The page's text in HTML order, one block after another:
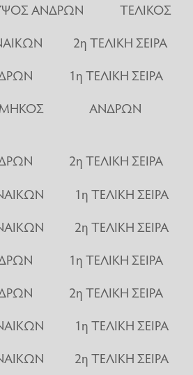
ΑΝΔΡΩΝ ΤΕΛΙΚΟΣ
2η ΤΕΛΙΚΗ ΣΕΙΡΑ
1η ΤΕΛΙΚΗ ΣΕΙΡΑ
ΣΕ ΜΗΚΟΣ ΑΝΔΡΩΝ
2η ΤΕΛΙΚΗ ΣΕΙΡΑ
1η ΤΕΛΙΚΗ ΣΕΙΡΑ
2η ΤΕΛΙΚΗ ΣΕΙΡΑ
1η ΤΕΛΙΚΗ ΣΕΙΡΑ
2η ΤΕΛΙΚΗ ΣΕΙΡΑ
1η ΤΕΛΙΚΗ ΣΕΙΡΑ
2η ΤΕΛΙΚΗ ΣΕΙΡΑ